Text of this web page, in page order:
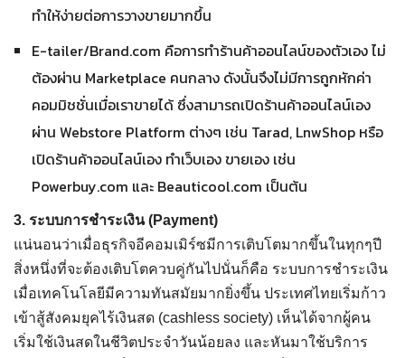
ทำให้ง่ายต่อการวางขายมากขึ้น
E-tailer/Brand.com คือการทำร้านค้าออนไลน์ของตัวเอง ไม่
ต้องผ่าน Marketplace คนกลาง ดังนั้นจึงไม่มีการถูกหักค่า
คอมมิชชั่นเมื่อเราขายได้ ซึ่งสามารถเปิดร้านค้าออนไลน์เอง
ผ่าน Webstore Platform ต่างๆ เช่น Tarad, LnwShop หรือ
เปิดร้านค้าออนไลน์เอง ทำเว็บเอง ขายเอง เช่น
Powerbuy.com และ Beauticool.com เป็นต้น
3. ระบบการชำระเงิน (Payment)
แน่นอนว่าเมื่อธุรกิจอีคอมเมิร์ซมีการเติบโตมากขึ้นในทุกๆปี
สิ่งหนึ่งที่จะต้องเติบโตควบคู่กันไปนั่นก็คือ ระบบการชำระเงิน
เมื่อเทคโนโลยีมีความทันสมัยมากยิ่งขึ้น ประเทศไทยเริ่มก้าว
เข้าสู้สังคมยุคไร้เงินสด (cashless society) เห็นได้จากผู้คน
เริ่มใช้เงินสดในชีวิตประจำวันน้อยลง และหันมาใช้บริการ